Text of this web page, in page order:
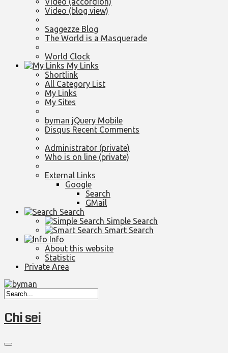
Video (blog view)
Saggezze Blog
The World is a Masquerade
World Clock
My Links
Shortlink
All Category List
My Links
My Sites
byman jQuery Mobile
Disqus Recent Comments
Administrator (private)
Who is on line (private)
External Links
Google
Search
GMail
Search
Simple Search
Smart Search
Info
About this website
Statistic
Private Area
Chi sei